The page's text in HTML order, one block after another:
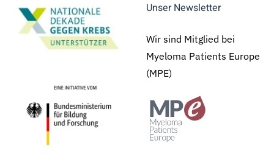
Unser Newsletter
Wir sind Mitglied bei
Myeloma Patients Europe
(MPE)